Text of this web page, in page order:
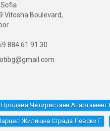
Vitosha Boulevard,
884 61 91 30
Продава Четиристаен Апартамент
Жилищна Сграда Левски Г